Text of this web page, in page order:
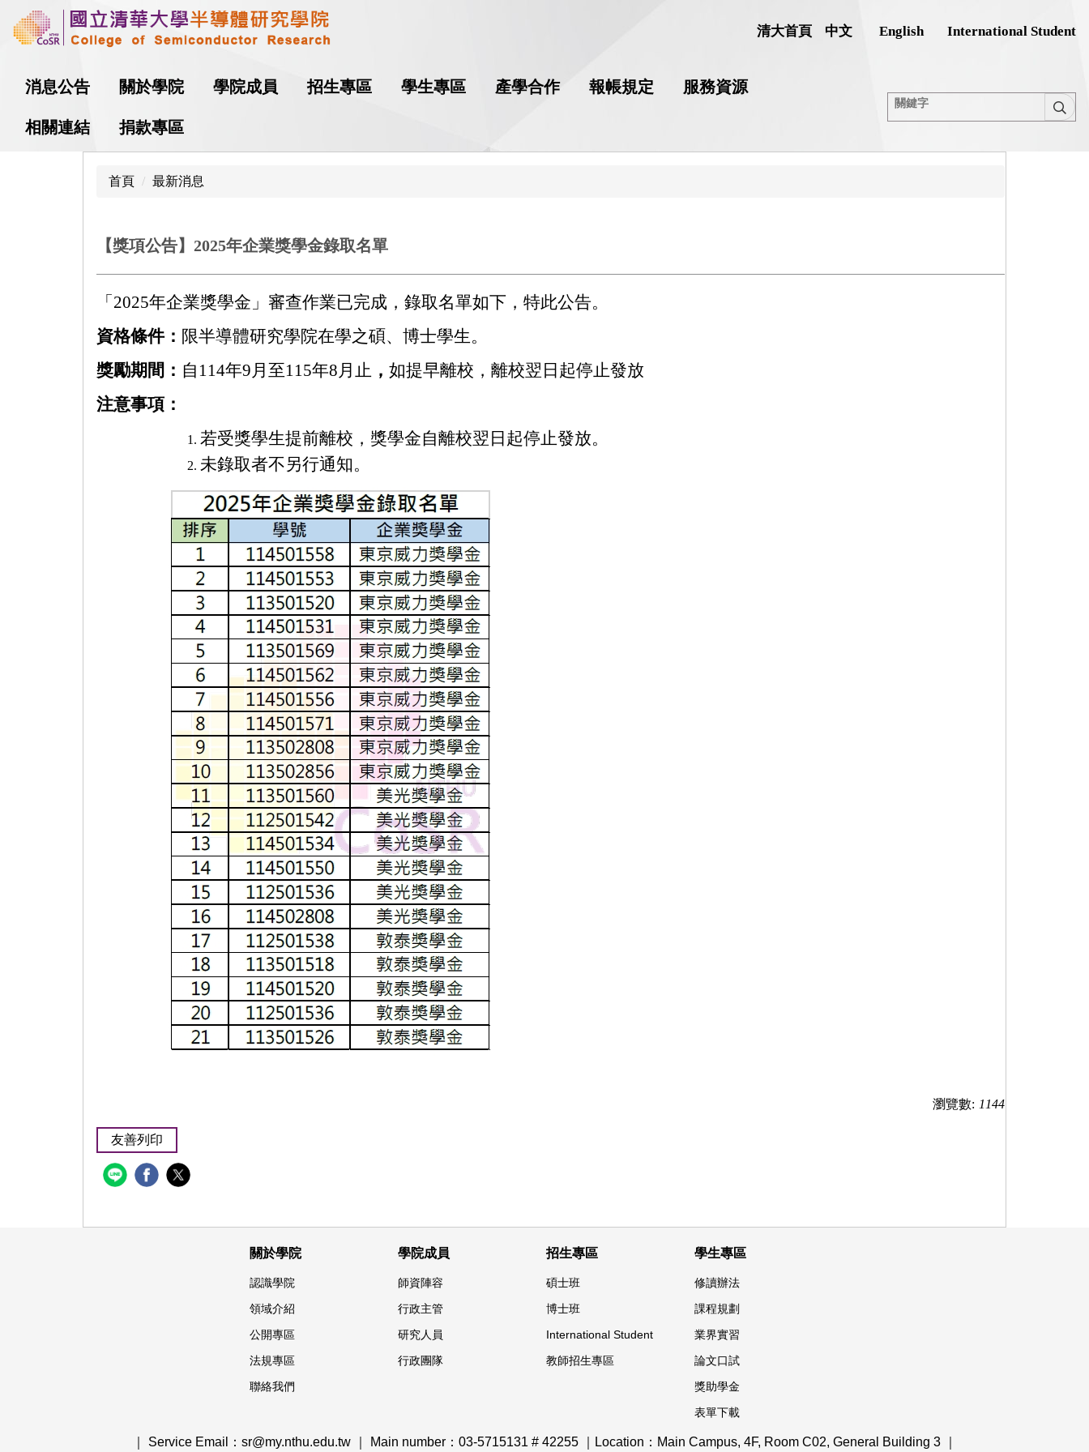
跳
到
清大首頁 中文 English International Student
消息公告 關於學院 學院成員 招生專區 學生專區 產學合作 報帳規定 服務資源
相關連結 捐款專區
首頁 最新消息
【獎項公告】2025年企業獎學金錄取名單
「2025年企業獎學金」審查作業已完成，錄取名單如下，特此公告。
資格條件： 限半導體研究學院在學之碩、博士學生。
獎勵期間： 自114年9月至115年8月止 ， 如提早離校，離校翌日起停止發放
注意事項：
若受獎學生提前離校，獎學金自離校翌日起停止發放。
未錄取者不另行通知。
瀏覽數: 1144
友善列印
關於學院
認識學院
領域介紹
公開專區
法規專區
聯絡我們
學院成員
師資陣容
行政主管
研究人員
行政團隊
招生專區
碩士班
博士班
International Student
教師招生專區
學生專區
修讀辦法
課程規劃
業界實習
論文口試
獎助學金
表單下載
｜ Service Email：sr@my.nthu.edu.tw ｜ Main number：03-5715131 # 42255 ｜Location：Main Campus, 4F, Room C02, General Building 3 ｜